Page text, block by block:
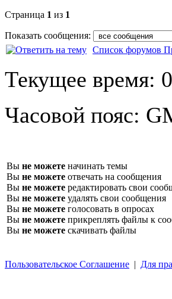
Страница 1 из 1
Показать сообщения:
Список форумов
Текущее время:
Часовой пояс:
Вы не можете начинать темы
Вы не можете отвечать на сообщения
Вы не можете редактировать свои
Вы не можете удалять свои сообщения
Вы не можете голосовать в опросах
Вы не можете прикреплять файлы к
Вы не можете скачивать файлы
Пользовательское Соглашение | Для